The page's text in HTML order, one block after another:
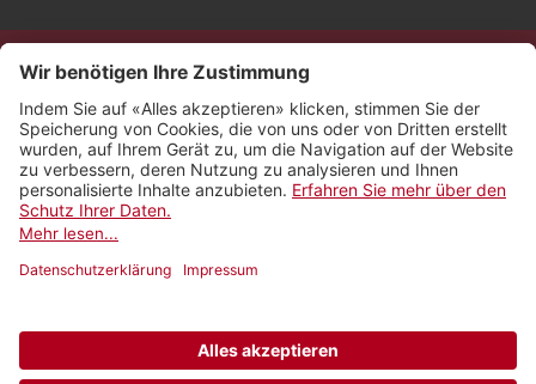
Kontakt
Impressum
Rechtliches
Netiquette